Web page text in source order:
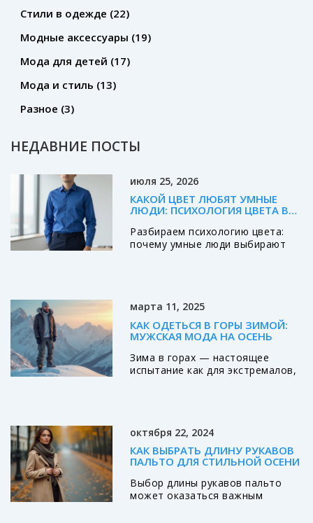
Стили в одежде (22)
Модные аксессуары (19)
Мода для детей (17)
Мода и стиль (13)
Разное (3)
НЕДАВНИЕ ПОСТЫ
июля 25, 2026
КАКОЙ ЦВЕТ ЛЮБЯТ УМНЫЕ
ЛЮДИ: ПСИХОЛОГИЯ ЦВЕТА В
Разбираем психологию цвета:
почему умные люди выбирают
году.
марта 11, 2025
КАК ОДЕТЬСЯ В ГОРЫ ЗИМОЙ:
МУЖСКАЯ МОДА НА ОСЕНЬ
Зима в горах — настоящее
испытание как для экстремалов,
условиях. Обсудим необходимые
слои одежды, материалы,
которые помогут оставаться
сухими и комфортными, и другие
практические советы. Секреты
выбора правильной обуви
октября 22, 2024
КАК ВЫБРАТЬ ДЛИНУ РУКАВОВ
ПАЛЬТО ДЛЯ СТИЛЬНОЙ ОСЕНИ
Выбор длины рукавов пальто
может оказаться важным